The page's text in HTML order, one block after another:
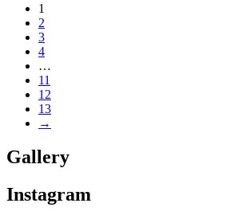
1
2
3
4
…
11
12
13
→
Gallery
Instagram